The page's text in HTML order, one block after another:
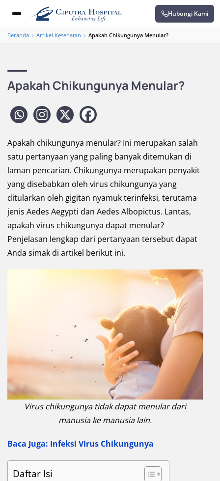
Hubungi Kami
Beranda › Artikel Kesehatan › Apakah Chikungunya Menular?
Apakah Chikungunya Menular?
Apakah chikungunya menular? Ini merupakan salah
satu pertanyaan yang paling banyak ditemukan di
laman pencarian. Chikungunya merupakan penyakit
yang disebabkan oleh virus chikungunya yang
ditularkan oleh gigitan nyamuk terinfeksi, terutama
jenis Aedes Aegypti dan Aedes Albopictus. Lantas,
apakah virus chikungunya dapat menular?
Penjelasan lengkap dari pertanyaan tersebut dapat
Anda simak di artikel berikut ini.
Virus chikungunya tidak dapat menular dari
manusia ke manusia lain.
Baca Juga: Infeksi Virus Chikungunya
Daftar Isi